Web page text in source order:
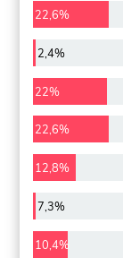
22,6%
2,4%
22%
22,6%
12,8%
7,3%
10,4%